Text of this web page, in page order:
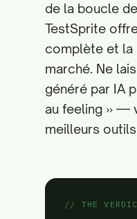
de la boucle
TestSprite
complète et la
marché. Ne
généré par IA
au feeling » —
meilleurs
// THE